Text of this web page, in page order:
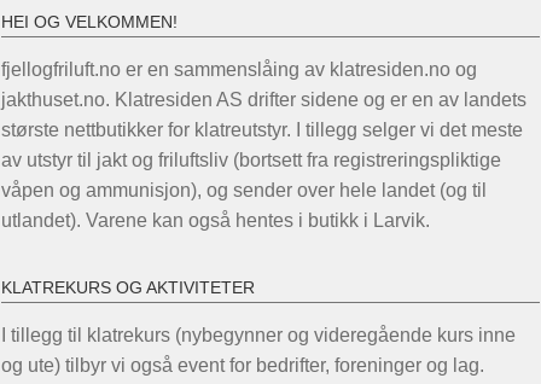
varianter.
Alternativene
kan
velges
på
produktsiden
HEI OG VELKOMMEN!
fjellogfriluft.no er en sammenslåing av klatresiden.no og
jakthuset.no. Klatresiden AS drifter sidene og er en av landets
største nettbutikker for klatreutstyr. I tillegg selger vi det meste
av utstyr til jakt og friluftsliv (bortsett fra registreringspliktige
våpen og ammunisjon), og sender over hele landet (og til
utlandet). Varene kan også hentes i butikk i Larvik.
KLATREKURS OG AKTIVITETER
I tillegg til klatrekurs (nybegynner og videregående kurs inne
og ute) tilbyr vi også event for bedrifter, foreninger og lag.